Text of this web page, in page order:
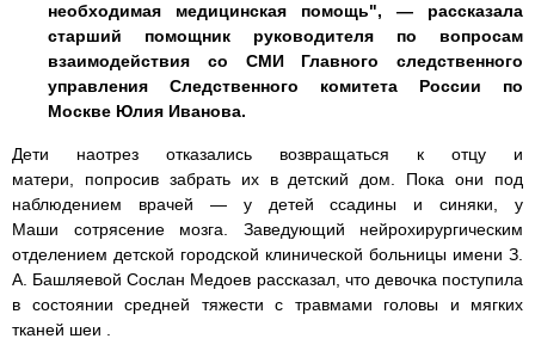
необходимая медицинская помощь", — рассказала
старший помощник руководителя по вопросам
взаимодействия со СМИ Главного следственного
управления Следственного комитета России по
Москве Юлия Иванова.
Дети наотрез отказались возвращаться к отцу и
матери, попросив забрать их в детский дом. Пока они под
наблюдением врачей — у детей ссадины и синяки, у
Маши сотрясение мозга. Заведующий нейрохирургическим
отделением детской городской клинической больницы имени З.
А. Башляевой Сослан Медоев рассказал, что девочка поступила
в состоянии средней тяжести с травмами головы и мягких
тканей шеи .